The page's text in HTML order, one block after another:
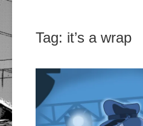
Tag: it’s a wrap